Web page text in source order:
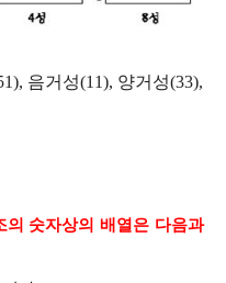
음거성(11), 양거성(33),
숫자상의 배열은 다음과